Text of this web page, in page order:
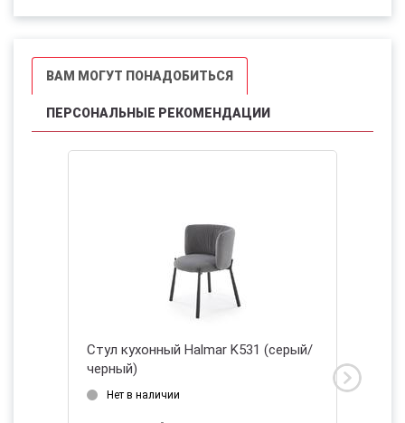
ВАМ МОГУТ ПОНАДОБИТЬСЯ
ПЕРСОНАЛЬНЫЕ РЕКОМЕНДАЦИИ
Стул кухонный Halmar K531 (серый/
черный)
Нет в наличии
синий/